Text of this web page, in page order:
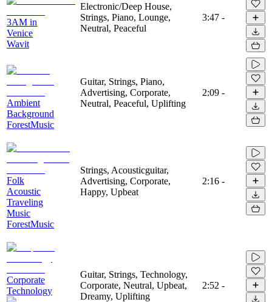
3AM in
Venice
Wavit
Electronic/Deep House,
Strings, Piano, Lounge,
Neutral, Peaceful
3:47 -
Ambient
Background
ForestMusic
Guitar, Strings, Piano,
Advertising, Corporate,
Neutral, Peaceful, Uplifting
2:09 -
Folk
Acoustic
Traveling
Music
ForestMusic
Strings, Acousticguitar,
Advertising, Corporate,
Happy, Upbeat
2:16 -
Corporate
Technology
Guitar, Strings, Technology,
Corporate, Neutral, Upbeat,
Dreamy, Uplifting
2:52 -